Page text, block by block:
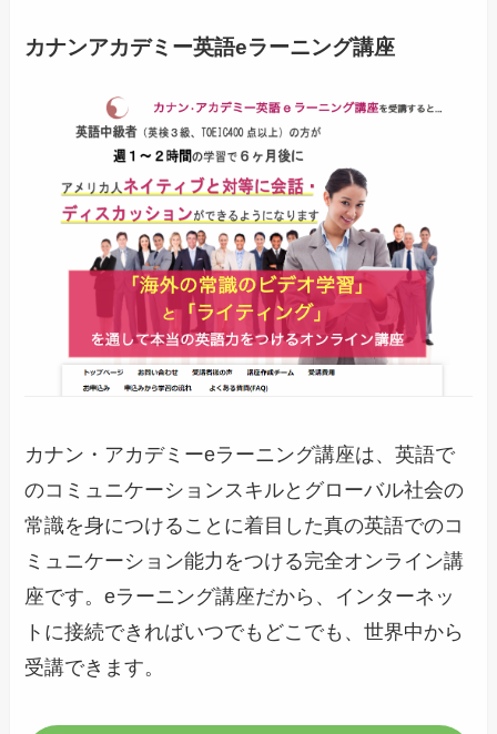
カナンアカデミー英語eラーニング講座
カナン・アカデミーeラーニング講座は、英語で
のコミュニケーションスキルとグローバル社会の
常識を身につけることに着目した真の英語でのコ
ミュニケーション能力をつける完全オンライン講
座です。eラーニング講座だから、インターネッ
トに接続できればいつでもどこでも、世界中から
受講できます。